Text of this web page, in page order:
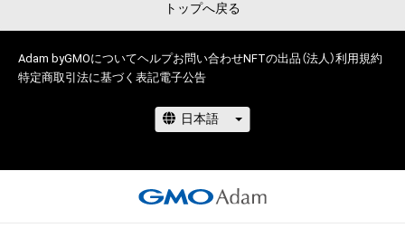
安田七奈写真集 「あなたいろ」
トップへ戻る
Adam byGMOについてヘルプお問い合わせNFTの出品（法人）利用規約
特定商取引法に基づく表記電子公告